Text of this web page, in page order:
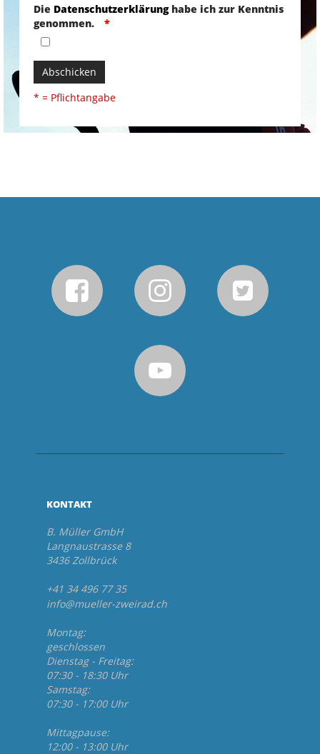
Die Datenschutzerklärunghabe ich zur Kenntnis
genommen.
Abschicken
* = Pflichtangabe
KONTAKT
B. Müller GmbH
Langnaustrasse 8
3436 Zollbrück
+41 34 496 77 35
info@mueller-zweirad.ch
Montag:
geschlossen
Dienstag - Freitag:
07:30 - 18:30 Uhr
Samstag:
07:30 - 17:00 Uhr
Mittagpause:
12:00 - 13:00 Uhr